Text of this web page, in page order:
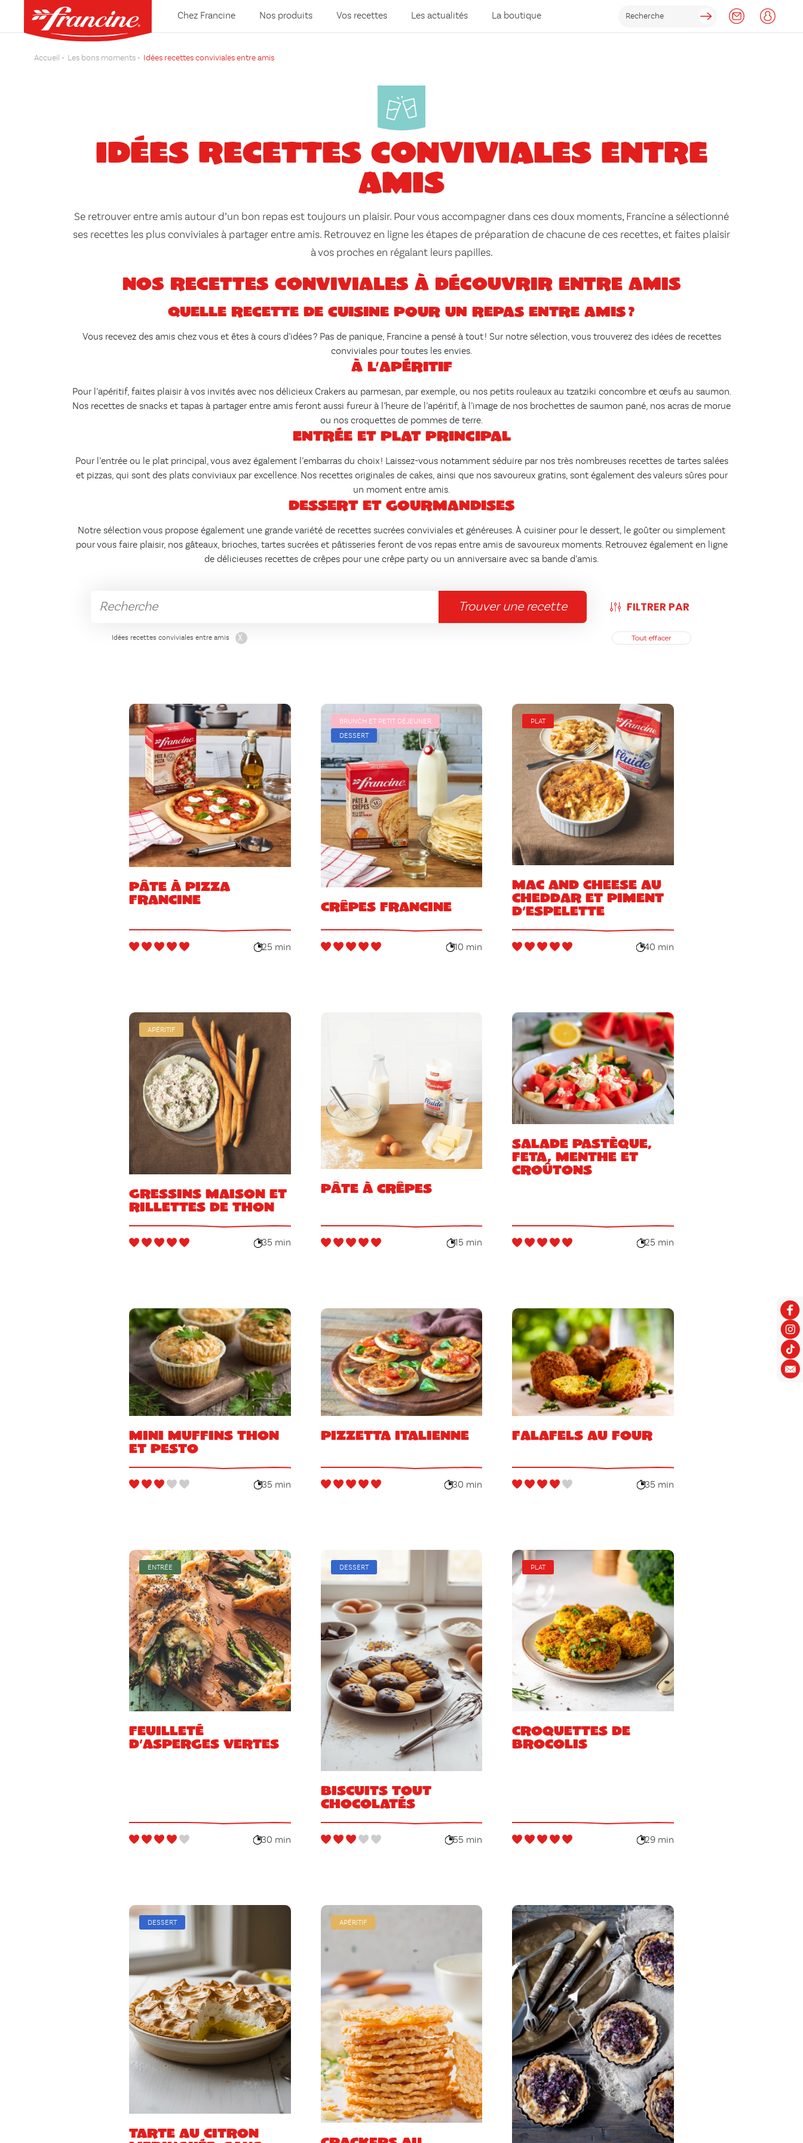
Chez Francine Nos produits Vos recettes Les actualités La boutique
Accueil Les bons moments Idées recettes conviviales entre amis
Idées recettes conviviales entre
amis
Se retrouver entre amis autour d’un bon repas est toujours un plaisir. Pour vous accompagner dans ces doux moments, Francine a sélectionné
ses recettes les plus conviviales à partager entre amis. Retrouvez en ligne les étapes de préparation de chacune de ces recettes, et faites plaisir
à vos proches en régalant leurs papilles.
Nos recettes conviviales à découvrir entre amis
Quelle recette de cuisine pour un repas entre amis ?
Vous recevez des amis chez vous et êtes à cours d’idées ? Pas de panique, Francine a pensé à tout ! Sur notre sélection, vous trouverez des idées de recettes
conviviales pour toutes les envies.
À l’apéritif
Pour l’apéritif, faites plaisir à vos invités avec nos délicieux Crakers au parmesan, par exemple, ou nos petits rouleaux au tzatziki concombre et œufs au saumon.
Nos recettes de snacks et tapas à partager entre amis feront aussi fureur à l’heure de l’apéritif, à l’image de nos brochettes de saumon pané, nos acras de morue
ou nos croquettes de pommes de terre.
Entrée et plat principal
Pour l’entrée ou le plat principal, vous avez également l’embarras du choix ! Laissez-vous notamment séduire par nos très nombreuses recettes de tartes salées
et pizzas, qui sont des plats conviviaux par excellence. Nos recettes originales de cakes, ainsi que nos savoureux gratins, sont également des valeurs sûres pour
un moment entre amis.
Dessert et gourmandises
Notre sélection vous propose également une grande variété de recettes sucrées conviviales et généreuses. À cuisiner pour le dessert, le goûter ou simplement
pour vous faire plaisir, nos gâteaux, brioches, tartes sucrées et pâtisseries feront de vos repas entre amis de savoureux moments. Retrouvez également en ligne
de délicieuses recettes de crêpes pour une crêpe party ou un anniversaire avec sa bande d’amis.
Trouver une recette FILTRER PAR
Idées recettes conviviales entre amis Tout effacer
Pâte à pizza
Francine
25 min
BRUNCH ET PETIT DÉJEUNER
DESSERT
Crêpes Francine
10 min
PLAT
Mac and cheese au
cheddar et piment
d’Espelette
40 min
APÉRITIF
Gressins maison et
rillettes de thon
35 min
Pâte à crêpes
15 min
Salade pastèque,
feta, menthe et
croûtons
25 min
Mini muffins thon
et pesto
35 min
Pizzetta italienne
30 min
Falafels au four
35 min
ENTRÉE
Feuilleté
d’asperges vertes
30 min
DESSERT
Biscuits tout
chocolatés
55 min
PLAT
Croquettes de
brocolis
29 min
DESSERT
Tarte au citron
APÉRITIF